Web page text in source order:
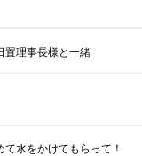
置理事長様と一緒
水をかけてもらって！